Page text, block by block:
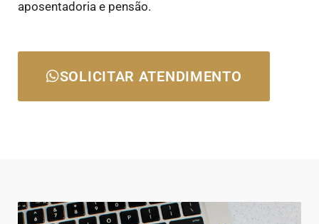
aposentadoria e pensão.
SOLICITAR ATENDIMENTO